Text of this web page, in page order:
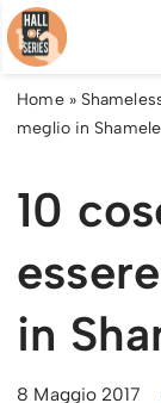
Vai
al
contenuto
Home»
meglio in
10
in
8 Maggio 2017